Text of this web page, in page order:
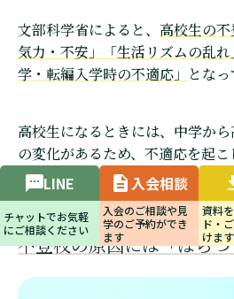
LINE
チャットでお気軽
にご相談ください
入会相談
入会のご相談や見
学のご予約ができ
ます
資料
ド・
けます
文部科学省によると、 高校生の
気力・不安」「生活リズムの乱
学・転編入学時の不適応」 となっ
高校生になるときには、中学か
の変化があるため、不適応を起
が少なくありません。
不登校の原因には「ばら